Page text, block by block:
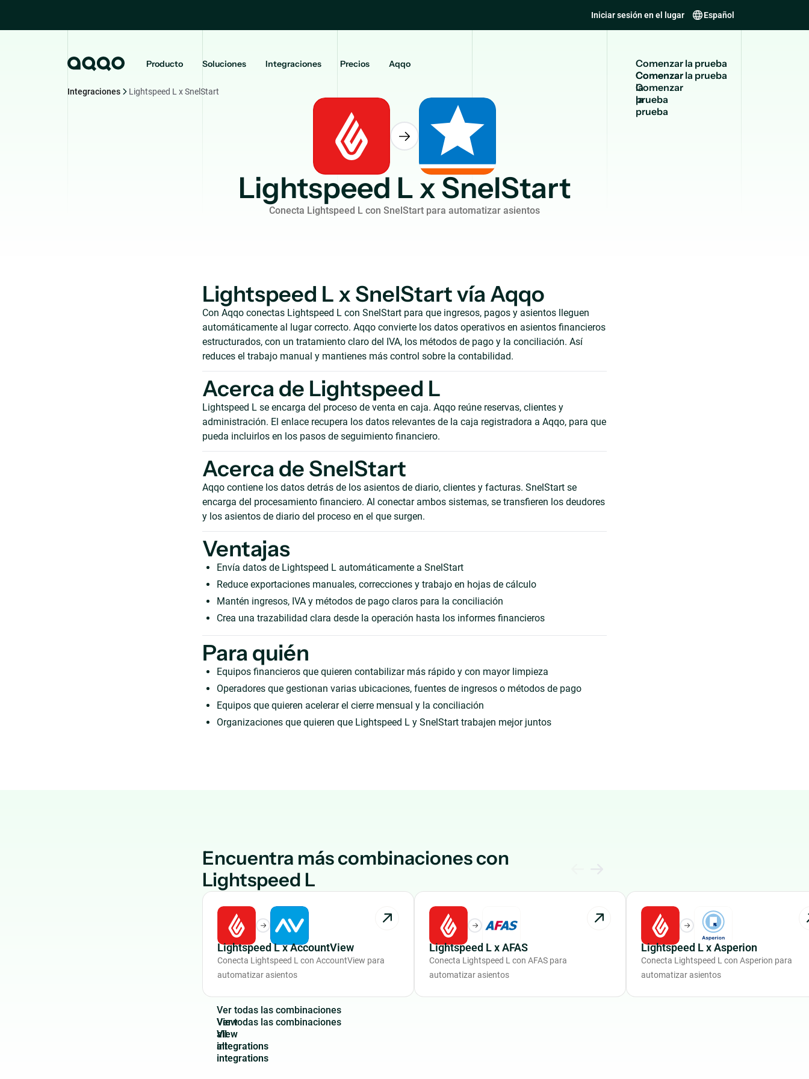
Iniciar sesión en el lugar Español
Producto Soluciones Integraciones Precios Aqqo Comenzarla prueba
Comenzar
la
prueba
Integraciones Lightspeed L x SnelStart
Lightspeed L x SnelStart
Conecta Lightspeed L con SnelStart para automatizar asientos
Lightspeed L x SnelStart vía Aqqo
Con Aqqo conectas Lightspeed L con SnelStart para que ingresos, pagos y asientos lleguen
automáticamente al lugar correcto. Aqqo convierte los datos operativos en asientos financieros
estructurados, con un tratamiento claro del IVA, los métodos de pago y la conciliación. Así
reduces el trabajo manual y mantienes más control sobre la contabilidad.
Acerca de Lightspeed L
Lightspeed L se encarga del proceso de venta en caja. Aqqo reúne reservas, clientes y
administración. El enlace recupera los datos relevantes de la caja registradora a Aqqo, para que
pueda incluirlos en los pasos de seguimiento financiero.
Acerca de SnelStart
Aqqo contiene los datos detrás de los asientos de diario, clientes y facturas. SnelStart se
encarga del procesamiento financiero. Al conectar ambos sistemas, se transfieren los deudores
y los asientos de diario del proceso en el que surgen.
Ventajas
Envía datos de Lightspeed L automáticamente a SnelStart
Reduce exportaciones manuales, correcciones y trabajo en hojas de cálculo
Mantén ingresos, IVA y métodos de pago claros para la conciliación
Crea una trazabilidad clara desde la operación hasta los informes financieros
Para quién
Equipos financieros que quieren contabilizar más rápido y con mayor limpieza
Operadores que gestionan varias ubicaciones, fuentes de ingresos o métodos de pago
Equipos que quieren acelerar el cierre mensual y la conciliación
Organizaciones que quieren que Lightspeed L y SnelStart trabajen mejor juntos
Encuentra más combinaciones con
Lightspeed L
Lightspeed L x AccountView
Conecta Lightspeed L con AccountView para
automatizar asientos
Lightspeed L x AFAS
Conecta Lightspeed L con AFAS para
automatizar asientos
Lightspeed L x Asperion
Conecta Lightspeed L con Asperion para
automatizar asientos
Ver todas las combinaciones
View
all
integrations